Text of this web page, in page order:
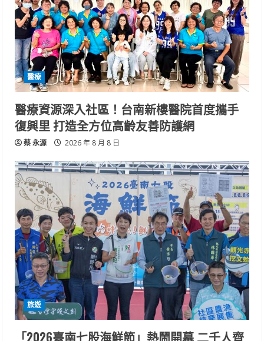
醫療
醫療資源深入社區！台南新樓醫院首度攜手
復興里 打造全方位高齡友善防護網
蔡 永源 2026 年 8 月 8 日
旅遊
「2026臺南七股海鮮節」熱鬧開幕 二千人齊